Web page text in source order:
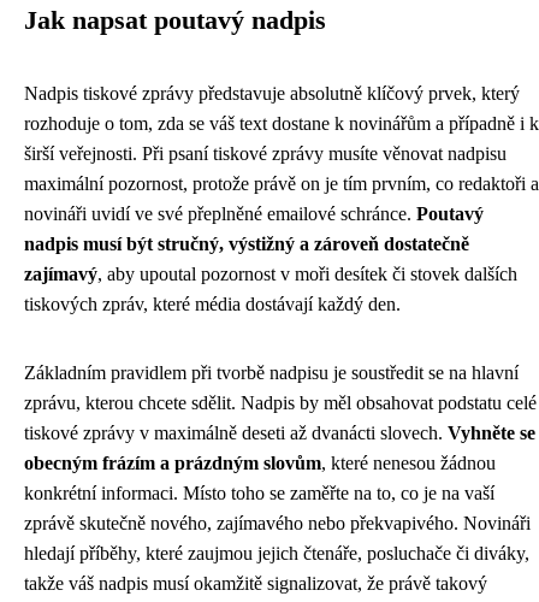
Jak napsat poutavý nadpis
Nadpis tiskové zprávy představuje absolutně klíčový prvek, který
rozhoduje o tom, zda se váš text dostane k novinářům a případně i k
širší veřejnosti. Při psaní tiskové zprávy musíte věnovat nadpisu
maximální pozornost, protože právě on je tím prvním, co redaktoři a
novináři uvidí ve své přeplněné emailové schránce. Poutavý
nadpis musí být stručný, výstižný a zároveň dostatečně
zajímavý, aby upoutal pozornost v moři desítek či stovek dalších
tiskových zpráv, které média dostávají každý den.
Základním pravidlem při tvorbě nadpisu je soustředit se na hlavní
zprávu, kterou chcete sdělit. Nadpis by měl obsahovat podstatu celé
tiskové zprávy v maximálně deseti až dvanácti slovech. Vyhněte se
obecným frázím a prázdným slovům, které nenesou žádnou
konkrétní informaci. Místo toho se zaměřte na to, co je na vaší
zprávě skutečně nového, zajímavého nebo překvapivého. Novináři
hledají příběhy, které zaujmou jejich čtenáře, posluchače či diváky,
takže váš nadpis musí okamžitě signalizovat, že právě takový